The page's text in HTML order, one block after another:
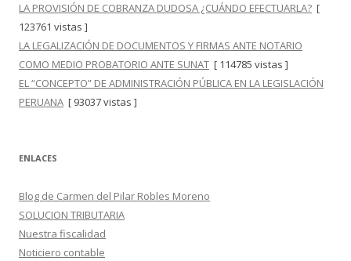
LA PROVISIÓN DE COBRANZA DUDOSA ¿CUÁNDO EFECTUARLA? [
123761 vistas ]
LA LEGALIZACIÓN DE DOCUMENTOS Y FIRMAS ANTE NOTARIO
COMO MEDIO PROBATORIO ANTE SUNAT [ 114785 vistas ]
EL “CONCEPTO” DE ADMINISTRACIÓN PÚBLICA EN LA LEGISLACIÓN
PERUANA [ 93037 vistas ]
ENLACES
Blog de Carmen del Pilar Robles Moreno
SOLUCION TRIBUTARIA
Nuestra fiscalidad
Noticiero contable